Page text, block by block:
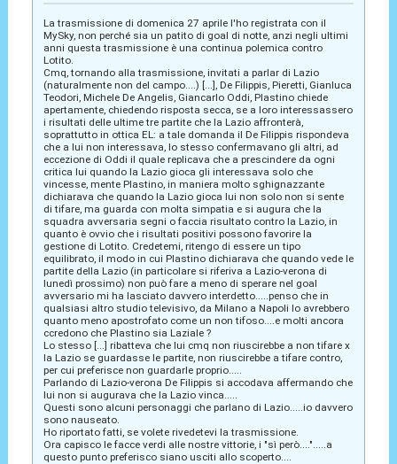
La trasmissione di domenica 27 aprile l'ho registrata con il
MySky, non perché sia un patito di goal di notte, anzi negli ultimi
anni questa trasmissione è una continua polemica contro
Lotito.
Cmq, tornando alla trasmissione, invitati a parlar di Lazio
(naturalmente non del campo....) [...], De Filippis, Pieretti, Gianluca
Teodori, Michele De Angelis, Giancarlo Oddi, Plastino chiede
apertamente, chiedendo risposta secca, se a loro interessassero
i risultati delle ultime tre partite che la Lazio affronterà,
soprattutto in ottica EL: a tale domanda il De Filippis rispondeva
che a lui non interessava, lo stesso confermavano gli altri, ad
eccezione di Oddi il quale replicava che a prescindere da ogni
critica lui quando la Lazio gioca gli interessava solo che
vincesse, mente Plastino, in maniera molto sghignazzante
dichiarava che quando la Lazio gioca lui non solo non si sente
di tifare, ma guarda con molta simpatia e si augura che la
squadra avversaria segni o faccia risultato contro la Lazio, in
quanto è ovvio che i risultati positivi possono favorire la
gestione di Lotito. Credetemi, ritengo di essere un tipo
equilibrato, il modo in cui Plastino dichiarava che quando vede le
partite della Lazio (in particolare si riferiva a Lazio-verona di
lunedì prossimo) non può fare a meno di sperare nel goal
avversario mi ha lasciato davvero interdetto.....penso che in
qualsiasi altro studio televisivo, da Milano a Napoli lo avrebbero
quanto meno apostrofato come un non tifoso....e molti ancora
ccredono che Plastino sia Laziale ?
Lo stesso [...] ribatteva che lui cmq non riuscirebbe a non tifare x
la Lazio se guardasse le partite, non riuscirebbe a tifare contro,
per cui preferisce non guardarle proprio.....
Parlando di Lazio-verona De Filippis si accodava affermando che
lui non si augurava che la Lazio vinca.....
Questi sono alcuni personaggi che parlano di Lazio.....io davvero
sono nauseato.
Ho riportato fatti, se volete rivedetevi la trasmissione.
Ora capisco le facce verdi alle nostre vittorie, i "sì però....".....a
questo punto preferisco siano usciti allo scoperto....